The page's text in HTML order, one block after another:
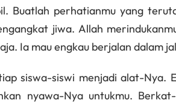
Buatlah perhatianmu yang
jiwa. Allah
Ia mau engkau berjalan dalam
siswa-siswi menjadi alat-Nya.
nyawa-Nya untukmu.